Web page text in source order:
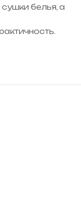
белья, а